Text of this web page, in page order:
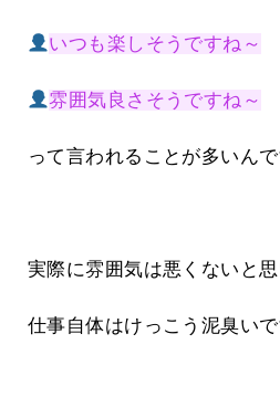
いつも楽しそうですね～
雰囲気良さそうですね～
って言われることが多いんで
実際に雰囲気は悪くないと
仕事自体はけっこう泥臭いで